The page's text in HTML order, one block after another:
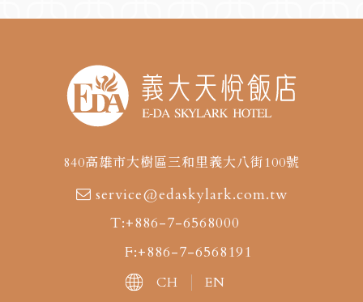
840高雄市大樹區三和里義大八街100號
service@edaskylark.com.tw
T:+886-7-6568000
F:+886-7-6568191
CH EN